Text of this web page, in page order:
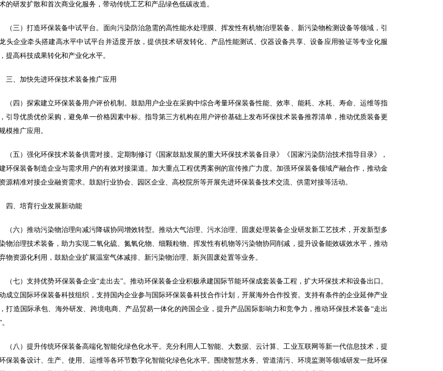
的研发扩散和首次商业化服务，带动传统工艺和产品绿色低碳改造。
（三）打造环保装备中试平台。面向污染防治急需的高性能水处理膜、挥发性有机物治理装备、新污染物检测设备等领域，引
头企业牵头搭建高水平中试平台并适度开放，提供技术研发转化、产品性能测试、仪器设备共享、设备应用验证等专业化服
提高科技成果转化和产业化水平。
三、加快先进环保技术装备推广应用
（四）探索建立环保装备用户评价机制。鼓励用户企业在采购中综合考量环保装备性能、效率、能耗、水耗、寿命、运维等指
引导优质优价采购，避免单一价格因素中标。指导第三方机构在用户评价基础上发布环保技术装备推荐清单，推动优质装备更
模推广应用。
（五）强化环保技术装备供需对接。定期制修订《国家鼓励发展的重大环保技术装备目录》《国家污染防治技术指导目录》，
环保装备制造企业与需求用户的有效对接渠道。加大重点工程优秀案例的宣传推广力度。加强环保装备领域产融合作，推动金
源精准对接企业融资需求。鼓励行业协会、园区企业、高校院所等开展先进环保装备技术交流、供需对接等活动。
四、培育行业发展新动能
（六）推动污染物治理向减污降碳协同增效转型。推动大气治理、污水治理、固废处理装备企业研发新工艺技术，开发新型多
物治理技术装备，助力实现二氧化硫、氮氧化物、细颗粒物、挥发性有机物等污染物协同削减，提升设备能效碳效水平，推动
物资源化利用，鼓励企业扩展温室气体减排、新污染物治理、新兴固废处置等业务。
（七）支持优势环保装备企业“走出去”。推动环保装备企业积极承建国际节能环保成套装备工程，扩大环保技术和设备出口。
成立国际环保装备科技组织，支持国内企业参与国际环保装备科技合作计划，开展海外合作投资。支持有条件的企业延伸产业
打造国际承包、海外研发、跨境电商、产品贸易一体化的跨国企业，提升产品国际影响力和竞争力，推动环保技术装备“走出
（八）提升传统环保装备高端化智能化绿色化水平。充分利用人工智能、大数据、云计算、工业互联网等新一代信息技术，提
保装备设计、生产、使用、运维等各环节数字化智能化绿色化水平。围绕智慧水务、管道清污、环境监测等领域研发一批环保